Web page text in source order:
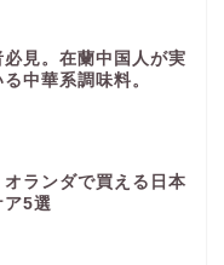
見。在蘭中国人が実
中華系調味料。
オランダで買える日本
ア5選